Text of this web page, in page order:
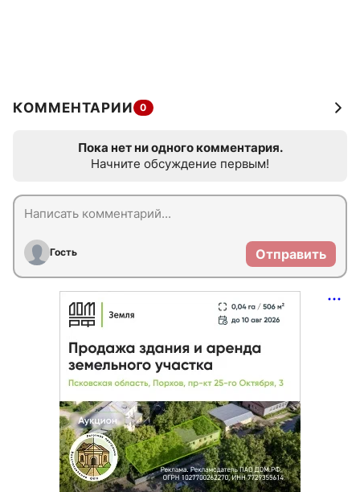
КОММЕНТАРИИ 0
Пока нет ни одного комментария.
Начните обсуждение первым!
Гость Отправить